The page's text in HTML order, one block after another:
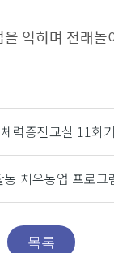
익히며 전래
력증진교실 11회기
치유농업 프로그
목록